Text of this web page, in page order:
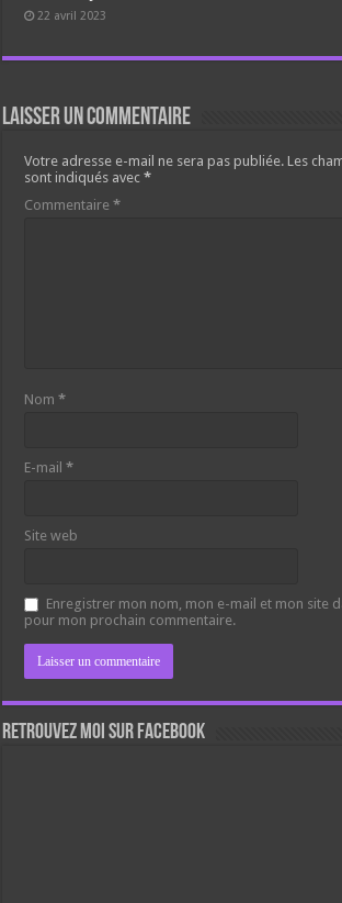
22 avril 2023
Laisser un commentaire
Votre adresse e-mail ne sera pas publiée. Les
sont indiqués avec*
Commentaire*
Nom*
E-mail*
Site web
Enregistrer mon nom, mon e-mail et mon site
pour mon prochain commentaire.
Retrouvez moi sur Facebook